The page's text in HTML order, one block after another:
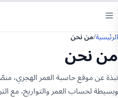
الرئيسية/من نحن
من نحن
نبذة عن موقع حاسبة العمر الهجري،
وبسيطة لحساب العمر والتواريخ، مع